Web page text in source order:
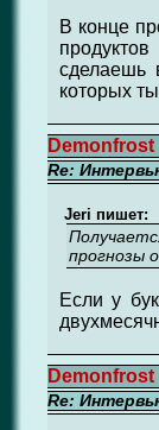
В конце
сделаешь
которых
Demonfrost
Re:
Jeri пишет:
прогнозы
Если у
Demonfrost
Re: